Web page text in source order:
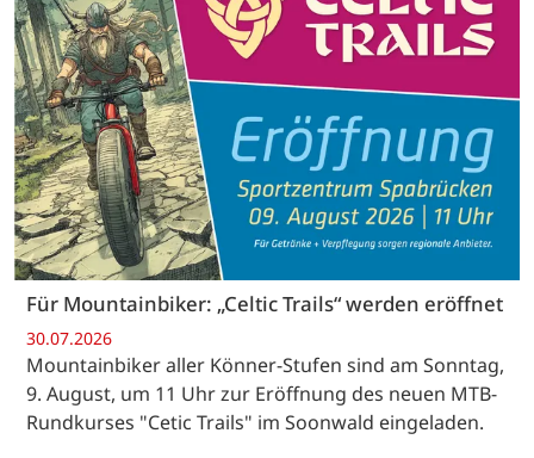
Für Mountainbiker: „Celtic Trails“ werden eröffnet
30.07.2026
Mountainbiker aller Könner-Stufen sind am Sonntag,
9. August, um 11 Uhr zur Eröffnung des neuen MTB-
Rundkurses "Cetic Trails" im Soonwald eingeladen.